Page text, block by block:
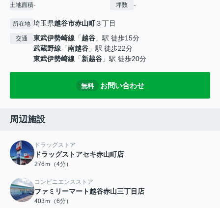
土地面積- 坪数 -
所在地 埼玉県越谷市赤山町３丁目
交通 東武伊勢崎線 「越谷 」駅 徒歩15分
武蔵野線 「南越谷 」駅 徒歩22分
東武伊勢崎線 「新越谷 」駅 徒歩20分
無料 お問い合わせ
周辺施設
ドラッグストア
ドラッグストアセキ赤山町店
276ｍ（4分）
コンビニエンスストア
ファミリーマート越谷赤山三丁目店
403ｍ（6分）